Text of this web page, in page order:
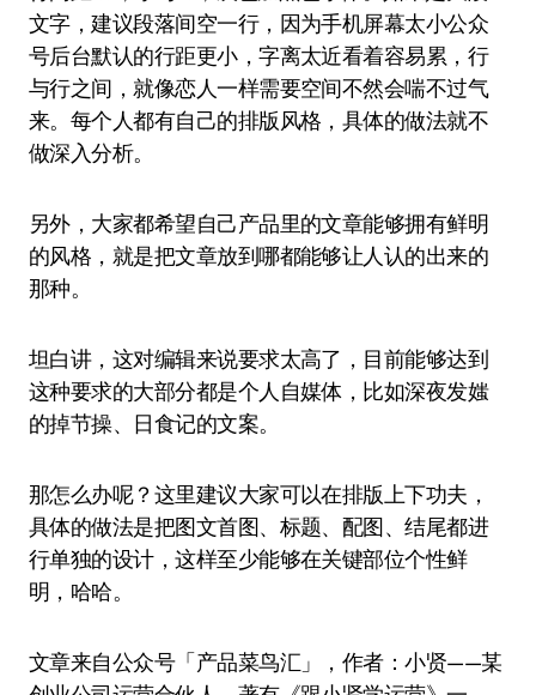
文字，建议段落间空一行，因为手机屏幕太小公众
号后台默认的行距更小，字离太近看着容易累，行
与行之间，就像恋人一样需要空间不然会喘不过气
来。每个人都有自己的排版风格，具体的做法就不
做深入分析。
另外，大家都希望自己产品里的文章能够拥有鲜明
的风格，就是把文章放到哪都能够让人认的出来的
那种。
坦白讲，这对编辑来说要求太高了，目前能够达到
这种要求的大部分都是个人自媒体，比如深夜发媸
的掉节操、日食记的文案。
那怎么办呢？这里建议大家可以在排版上下功夫，
具体的做法是把图文首图、标题、配图、结尾都进
行单独的设计，这样至少能够在关键部位个性鲜
明，哈哈。
文章来自公众号「产品菜鸟汇」，作者：小贤——某